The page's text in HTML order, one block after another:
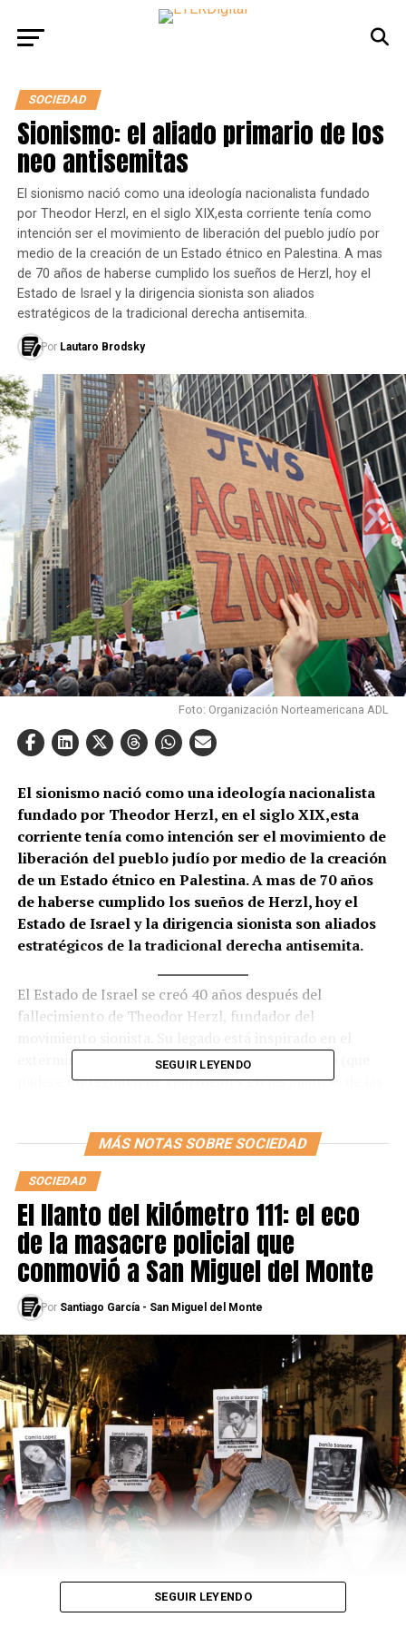
SOCIEDAD
Sionismo: el aliado primario de los
neo antisemitas
El sionismo nació como una ideología nacionalista fundado
por Theodor Herzl, en el siglo XIX,esta corriente tenía como
intención ser el movimiento de liberación del pueblo judío por
medio de la creación de un Estado étnico en Palestina. A mas
de 70 años de haberse cumplido los sueños de Herzl, hoy el
Estado de Israel y la dirigencia sionista son aliados
estratégicos de la tradicional derecha antisemita.
Por Lautaro Brodsky
Foto: Organización Norteamericana ADL
El sionismo nació como una ideología nacionalista
fundado por Theodor Herzl, en el siglo XIX,esta
corriente tenía como intención ser el movimiento de
liberación del pueblo judío por medio de la creación
de un Estado étnico en Palestina. A mas de 70 años
de haberse cumplido los sueños de Herzl, hoy el
Estado de Israel y la dirigencia sionista son aliados
estratégicos de la tradicional derecha antisemita.
El Estado de Israel se creó 40 años después del
fallecimiento de Theodor Herzl, fundador del
exterminio e invisibilización del pueblo palestino (que
padece un régimen de apartheid) y en las alianzas de las
internacional.
El sionismo ha evolucionado como un movimiento ajeno
a los intereses del pueblo judío y como ocultador de la
judeofobia de la derecha radicalizada.
SEGUIR LEYENDO
MÁS NOTAS SOBRE SOCIEDAD
SOCIEDAD
El llanto del kilómetro 111: el eco
de la masacre policial que
conmovió a San Miguel del Monte
Por Santiago García - San Miguel del Monte
SEGUIR LEYENDO